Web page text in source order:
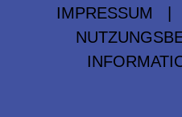
IMPRESSUM